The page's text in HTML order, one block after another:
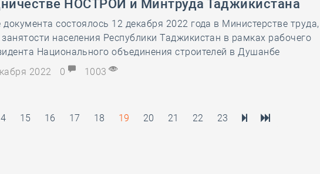
НОСТРОЙ и Минтруда Таджикистана
документа состоялось 12 декабря 2022 года в Министерстве труда,
населения Республики Таджикистан в рамках рабочего
Национального объединения строителей в Душанбе
2022
0 1003
15 16 17 18 19 20 21 22 23